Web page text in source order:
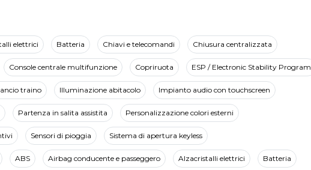
elettrici Batteria Chiavi e telecomandi Chiusura centralizzata
Console centrale multifunzione Copriruota ESP / Electronic Stability Program
traino Illuminazione abitacolo Impianto audio con touchscreen
Partenza in salita assistita Personalizzazione colori esterni
Sensori di pioggia Sistema di apertura keyless
ABS Airbag conducente e passeggero Alzacristalli elettrici Batteria